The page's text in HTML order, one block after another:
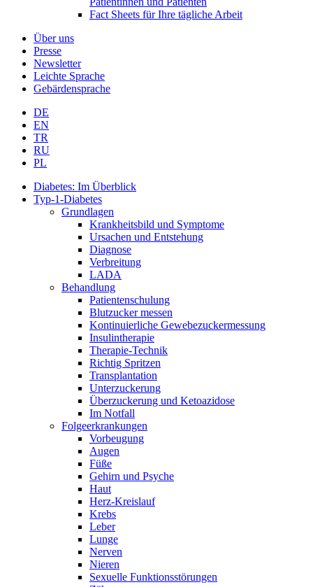
Fact Sheets für Ihre tägliche Arbeit
Über uns
Presse
Newsletter
Leichte Sprache
Gebärdensprache
DE
EN
TR
RU
PL
Diabetes: Im Überblick
Typ-1-Diabetes
Grundlagen
Krankheitsbild und Symptome
Ursachen und Entstehung
Diagnose
Verbreitung
LADA
Behandlung
Patientenschulung
Blutzucker messen
Kontinuierliche Gewebezuckermessung
Insulintherapie
Therapie-Technik
Richtig Spritzen
Transplantation
Unterzuckerung
Überzuckerung und Ketoazidose
Im Notfall
Folgeerkrankungen
Vorbeugung
Augen
Füße
Gehirn und Psyche
Haut
Herz-Kreislauf
Krebs
Leber
Lunge
Nerven
Nieren
Sexuelle Funktionsstörungen